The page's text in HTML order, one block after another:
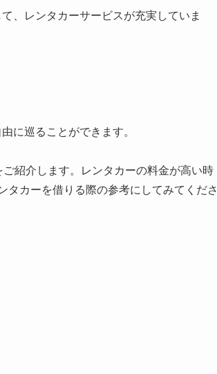
、レンタカーサービスが充実していま
に巡ることができます。
紹介します。レンタカーの料金が高い時
タカーを借りる際の参考にしてみてくださ